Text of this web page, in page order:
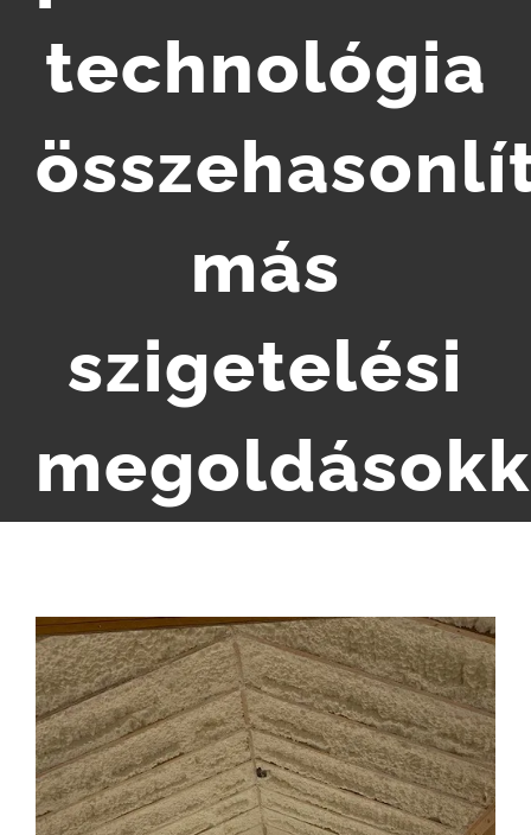
SZIGETELÉS ÁRAINK
HŐSZIGETELÉS GALÉRIA
technológia
más
szigetelési
View
Larger
Image